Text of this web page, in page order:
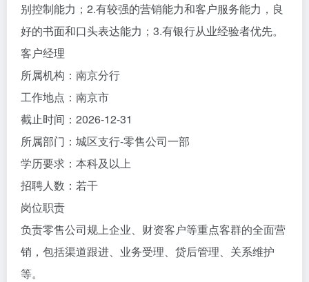
别控制能力；2.有较强的营销能力和客户服务能力，良
好的书面和口头表达能力；3.有银行从业经验者优先。
客户经理
所属机构：南京分行
工作地点：南京市
截止时间：2026-12-31
所属部门：城区支行-零售公司一部
学历要求：本科及以上
招聘人数：若干
岗位职责
负责零售公司规上企业、财资客户等重点客群的全面营
销，包括渠道跟进、业务受理、贷后管理、关系维护
等。